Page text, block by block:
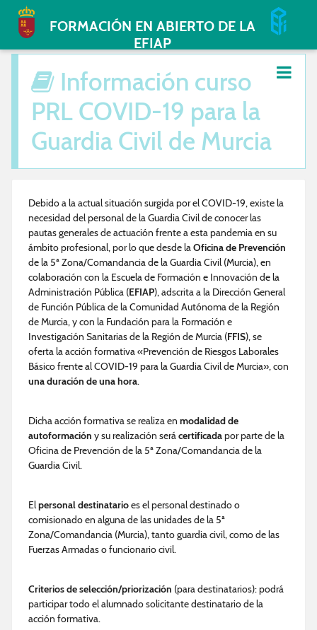
FORMACIÓN EN ABIERTO DE LA
EFIAP
Información curso
PRL COVID-19 para la
Guardia Civil de Murcia
Debido a la actual situación surgida por el COVID-19, existe la
necesidad del personal de la Guardia Civil de conocer las
pautas generales de actuación frente a esta pandemia en su
ámbito profesional, por lo que desde laOficina de Prevención
de la 5ª Zona/Comandancia de la Guardia Civil (Murcia), en
colaboración con la Escuela de Formación e Innovación de la
Administración Pública (EFIAP), adscrita a la Dirección General
de Función Pública de la Comunidad Autónoma de la Región
de Murcia, y con la Fundación para la Formación e
Investigación Sanitarias de la Región de Murcia (FFIS), se
oferta la acción formativa «Prevención de Riesgos Laborales
Básico frente al COVID-19 para la Guardia Civil de Murcia», con
una duración de una hora.
Dicha acción formativa se realiza en modalidad de
autoformación y su realización serácertificadapor parte de la
Oficina de Prevención de la 5ª Zona/Comandancia de la
Guardia Civil.
Elpersonal destinatarioes el personal destinado o
comisionado en alguna de las unidades de la 5ª
Zona/Comandancia (Murcia), tanto guardia civil, como de las
Fuerzas Armadas o funcionario civil.
Criterios de selección/priorización (para destinatarios): podrá
participar todo el alumnado solicitante destinatario de la
acción formativa.